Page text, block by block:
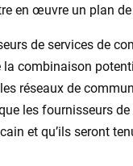
en œuvre un plan
de services de
la combinaison
réseaux de
les fournisseurs
et qu’ils seront